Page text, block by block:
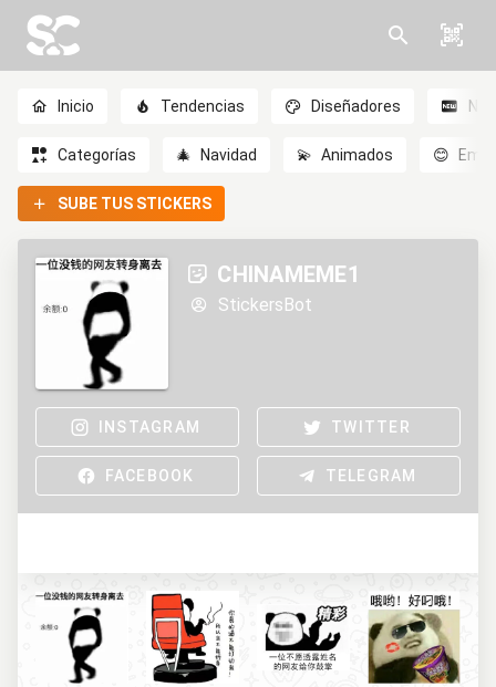
Inicio Tendencias Diseñadores
Categorías 🎄 Navidad 💫 Animados 😊
SUBE TUS STICKERS
CHINAMEME1
StickersBot
INSTAGRAM TWITTER
FACEBOOK TELEGRAM